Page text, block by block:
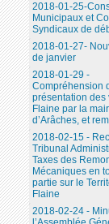
2018-01-25-
Municipaux et
Syndicaux de
2018-01-27-
de janvier
2018-01-29 -
Compréhension
présentation des
Flaine par la
d’Arâches, et
2018-02-15 -
Tribunal
Taxes des
Mécaniques en
partie sur le
Flaine
2018-02-24 -